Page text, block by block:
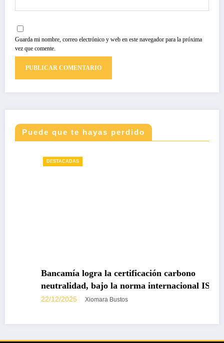
Guarda mi nombre, correo electrónico y web en este navegador para la próxima
vez que comente.
Puede que te hayas perdido
DESTACADAS
Bancamía logra la certificación carbono
neutralidad, bajo la norma internacional ISO
14068-1
22/12/2025 Xiomara Bustos